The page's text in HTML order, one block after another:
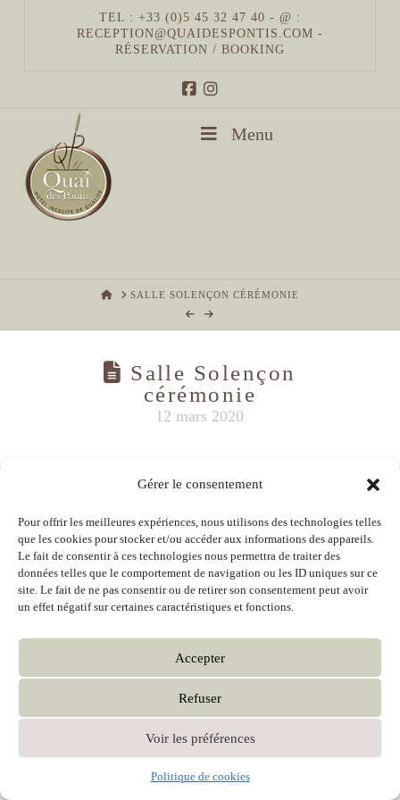
Gérer le consentement
Pour offrir les meilleures expériences, nous utilisons des technologies telles
que les cookies pour stocker et/ou accéder aux informations des appareils.
Le fait de consentir à ces technologies nous permettra de traiter des
données telles que le comportement de navigation ou les ID uniques sur ce
site. Le fait de ne pas consentir ou de retirer son consentement peut avoir
un effet négatif sur certaines caractéristiques et fonctions.
Accepter
Refuser
Voir les préférences
Politique de cookies
TEL : +33 (0)5 45 32 47 40 - @ :
RECEPTION@QUAIDESPONTIS.COM -
RÉSERVATION / BOOKING
Menu
HOMESALLE SOLENÇON CÉRÉMONIE
Salle Solençon
cérémonie
12 mars 2020